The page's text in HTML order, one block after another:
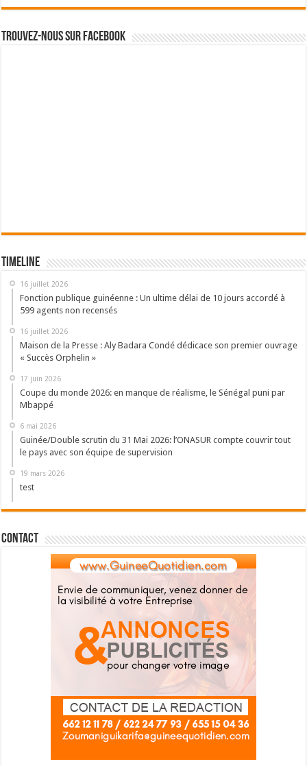
Trouvez-nous sur Facebook
Timeline
16 juillet 2026
Fonction publique guinéenne : Un ultime délai de 10 jours accordé à
599 agents non recensés
16 juillet 2026
Maison de la Presse : Aly Badara Condé dédicace son premier ouvrage
« Succès Orphelin »
17 juin 2026
Coupe du monde 2026: en manque de réalisme, le Sénégal puni par
Mbappé
6 mai 2026
Guinée/Double scrutin du 31 Mai 2026: l’ONASUR compte couvrir tout
le pays avec son équipe de supervision
19 mars 2026
test
Contact